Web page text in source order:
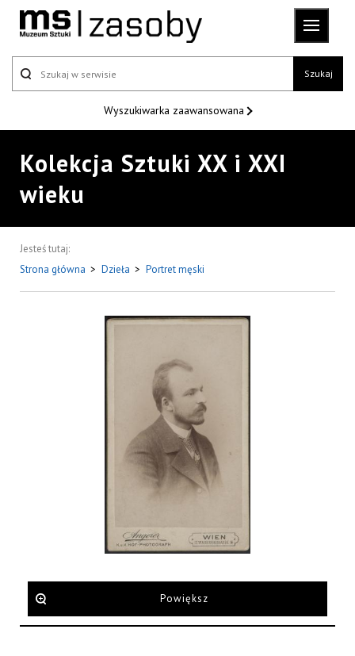
Szukaj
Wyszukiwarka zaawansowana
Kolekcja Sztuki XX i XXI
wieku
Jesteś tutaj:
Strona główna > Dzieła > Portret męski
Powiększ